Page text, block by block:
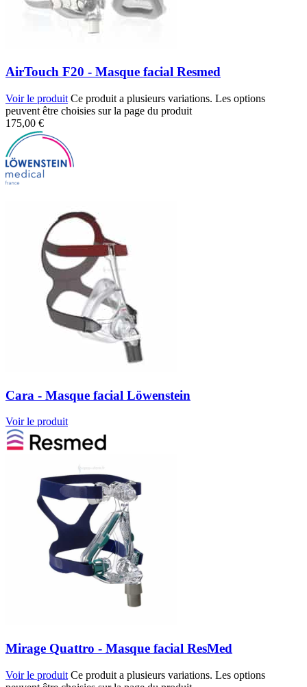
AirTouch F20 - Masque facial Resmed
Voir le produit Ce produit a plusieurs variations. Les options
peuvent être choisies sur la page du produit
175,00 €
Cara - Masque facial Löwenstein
Voir le produit
Mirage Quattro - Masque facial ResMed
Voir le produit Ce produit a plusieurs variations. Les options